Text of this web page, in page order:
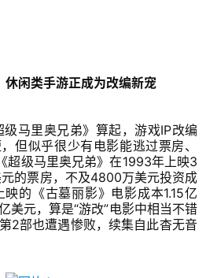
休闲类手游正成为改编新宠
马里奥兄弟》算起，游戏IP改编
但似乎很少有电影能逃过票房、
超级马里奥兄弟》在1993年上映3
的票房，不及4800万美元投资成
的《古墓丽影》电影成本1.15亿
美元，算是“游改”电影中相当不错
2部也遭遇惨败，续集自此杳无音